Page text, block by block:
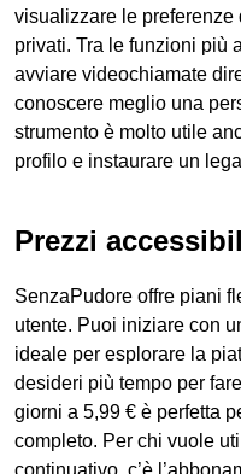
visualizzare le
privati. Tra le funzioni più
avviare videochiamate
conoscere meglio una
strumento è molto utile
profilo e instaurare un
Prezzi
SenzaPudore offre piani
utente. Puoi iniziare con
ideale per esplorare la
desideri più tempo per
giorni a 5,99 € è perfetta
completo. Per chi vuole